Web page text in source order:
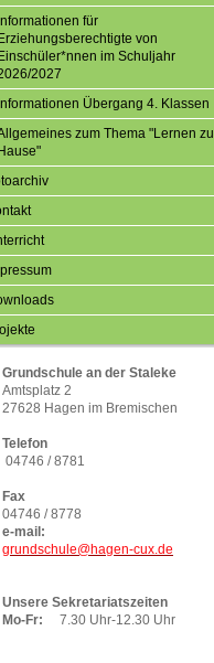
Informationen für
Erziehungsberechtigte von
Einschüler*nnen im Schuljahr
2027
Informationen Übergang 4. Klassen
zum Thema "Lernen zu
Hause"
Grundschule an der Staleke
Amtsplatz 2
27628 Hagen im Bremischen
Telefon
04746 / 8781
Fax
04746 / 8778
e-mail:
grundschule@hagen-cux.de
Unsere Sekretariatszeiten
Mo-Fr: 7.30 Uhr-12.30 Uhr